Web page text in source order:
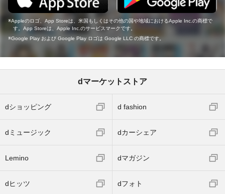
Appleのロゴ、App Storeは、米国もしくはその他の国や地域におけるApple Inc.の商標で
す。App Storeは、Apple Inc.のサービスマークです。
Google Play および Google Play ロゴは Google LLC の商標です。
dマーケットストア
dショッピング d fashion
dミュージック dカーシェア
Lemino dマガジン
dヒッツ dフォト